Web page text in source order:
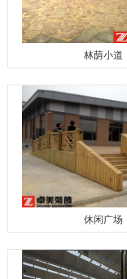
林荫小道
休闲广场